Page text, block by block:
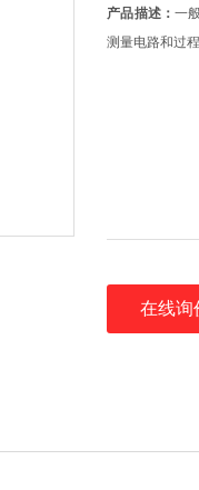
产品描述： 一
测量电路和过
在线询